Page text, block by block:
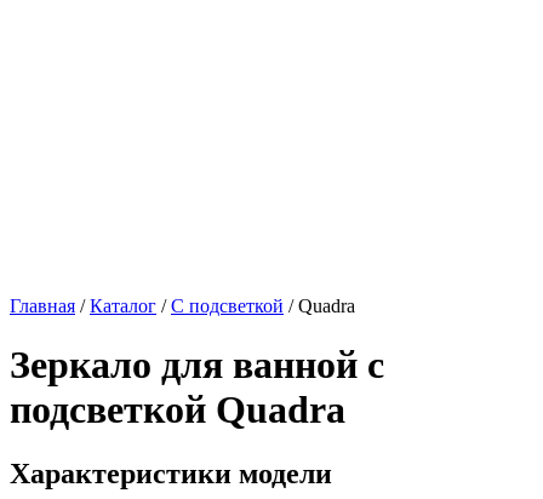
Главная /Каталог /С подсветкой /Quadra
Зеркало для ванной с
подсветкой Quadra
Характеристики модели